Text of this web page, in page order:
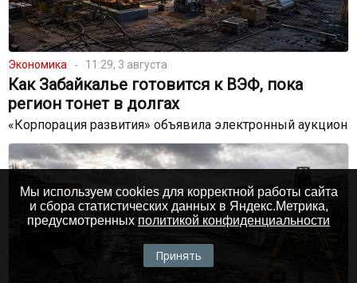
Экономика 11:29, 3 августа
Как Забайкалье готовится к ВЭФ, пока
регион тонет в долгах
«Корпорация развития» объявила электронный аукцион
Мы используем cookies для корректной работы сайта
и сбора статистических данных в Яндекс.Метрика,
предусмотренных политикой конфиденциальности
Принять